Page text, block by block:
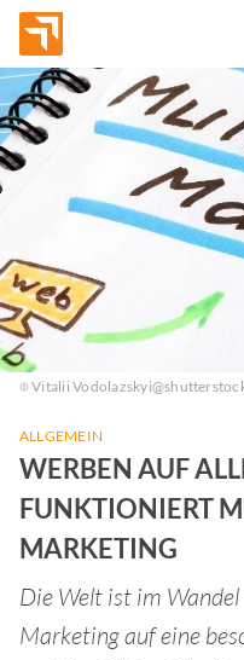
Vitalii
ALLGEMEIN
WERBEN AUF
FUNKTIONIERT
MARKETING
Die Welt ist im
Marketing auf eine